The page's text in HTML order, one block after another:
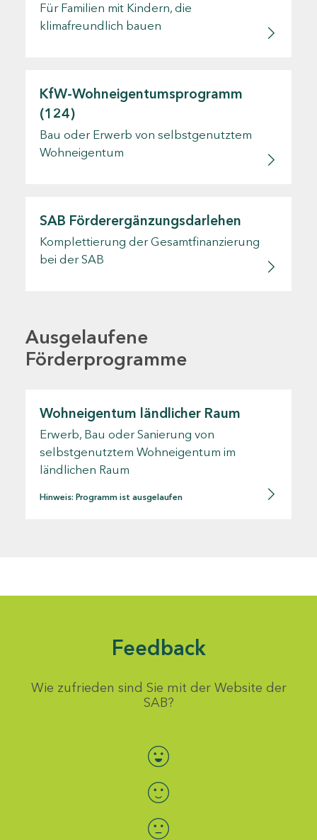
Für Familien mit Kindern, die
klimafreundlich bauen
KfW-Wohneigentumsprogramm
(124)
Bau oder Erwerb von selbstgenutztem
Wohneigentum
SAB Förderergänzungsdarlehen
Komplettierung der Gesamtfinanzierung
bei der SAB
Ausgelaufene
Förderprogramme
Wohneigentum ländlicher Raum
Erwerb, Bau oder Sanierung von
selbstgenutztem Wohneigentum im
ländlichen Raum
Hinweis: Programm ist ausgelaufen
Feedback
Wie zufrieden sind Sie mit der Website der
SAB?
Bewertung auswählen